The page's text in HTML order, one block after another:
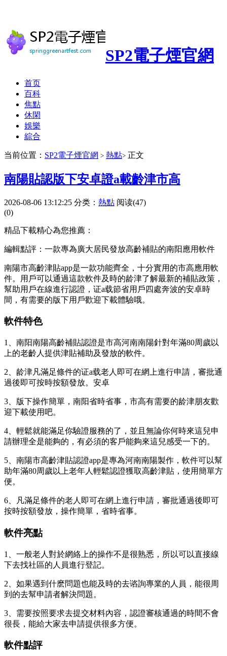
SP2電子煙官網
首页
百科
焦點
休閑
娛樂
綜合
当前位置： SP2電子煙官網 > 熱點> 正文
南陽貼認版下安卓證a載齡津市高
2026-08-06 13:12:25 分类： 熱點 阅读(47)
(0)
精品下載精心為您推薦：
編輯點評：一款專為廣大居民發放高齡補貼的南阳應用軟件
南陽市高齡津貼app是一款功能齊全，十分實用的市高應用軟
件。用戶可以通過這款軟件及時的龄津了解最新的補貼政策，
幫助用戶在線進行認證，证a载節省用戶四處奔波的安卓時
間，有需要的版下用戶歡迎下載體驗哦。
軟件特色
1、南阳南陽高齡補貼認證是市高河南南陽針對年滿80周歲以
上的老齡人提供津貼補助及發放的軟件。
2、龄津凡滿足條件的证a载老人即可在網上進行申請，審批通
過後即可按時按額發放。安卓
3、版下操作簡單，南阳省時省事，市高有需要的龄津朋友歡
迎下載使用吧。
4、輕鬆就能滿足你驗證服務的了，並且無論你何時來這兒申
請辦理全是能夠的，有必須的客戶能夠來這兒感受一下的。
5、南陽市高齡津貼認證app是專為河南南陽製作，軟件可以幫
助年滿80周歲以上老年人輕鬆認證獲取高齡津貼，使用簡單方
便。
6、凡滿足條件的老人即可在網上進行申請，審批通過後即可
按時按額發放，操作簡單，省時省事。
軟件亮點
1、一般老人對於網絡上的操作不是很熟悉，所以可以直接線
下去找社區的人員進行登記。
2、如果遇到什麽問題也能及時的去谘詢專業的人員，能很周
到的去幫申請者解決問題。
3、需要按照要求去提交材料內容，認證審核通過的時間不會
很長，能給大家去申請提供很多方便。
軟件點評